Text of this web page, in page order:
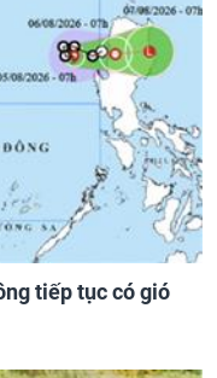
tiếp tục có gió